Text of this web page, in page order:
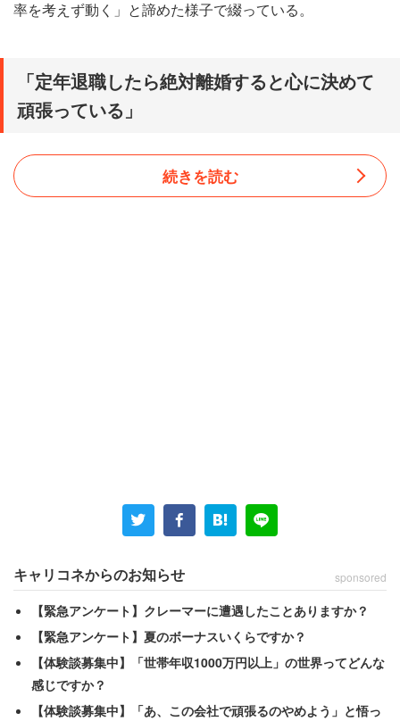
率を考えず動く」と諦めた様子で綴っている。
「定年退職したら絶対離婚すると心に決めて
頑張っている」
「正社員フルタイムで働いていても、家事も育児も母親で
がすべきと思っている」
正社員で働く前はパートとして働いていた女性。その当時
夫から「暇そうで羨ましい、もっと働け、ちゃんと働け」
と言われたという。そこで「時間に余裕が持てそうな正社
員の仕事をしようか」と相談したところ
続きを読む
キャリコネからのお知らせ sponsored
【緊急アンケート】クレーマーに遭遇したことありますか？
【緊急アンケート】夏のボーナスいくらですか？
【体験談募集中】「世帯年収1000万円以上」の世界ってどんな
感じですか？
【体験談募集中】「あ、この会社で頑張るのやめよう」と悟っ